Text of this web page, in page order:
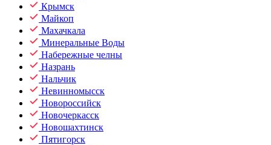
Крымск
Майкоп
Махачкала
Минеральные Воды
Набережные челны
Назрань
Нальчик
Невинномысск
Новороссийск
Новочеркасск
Новошахтинск
Пятигорск